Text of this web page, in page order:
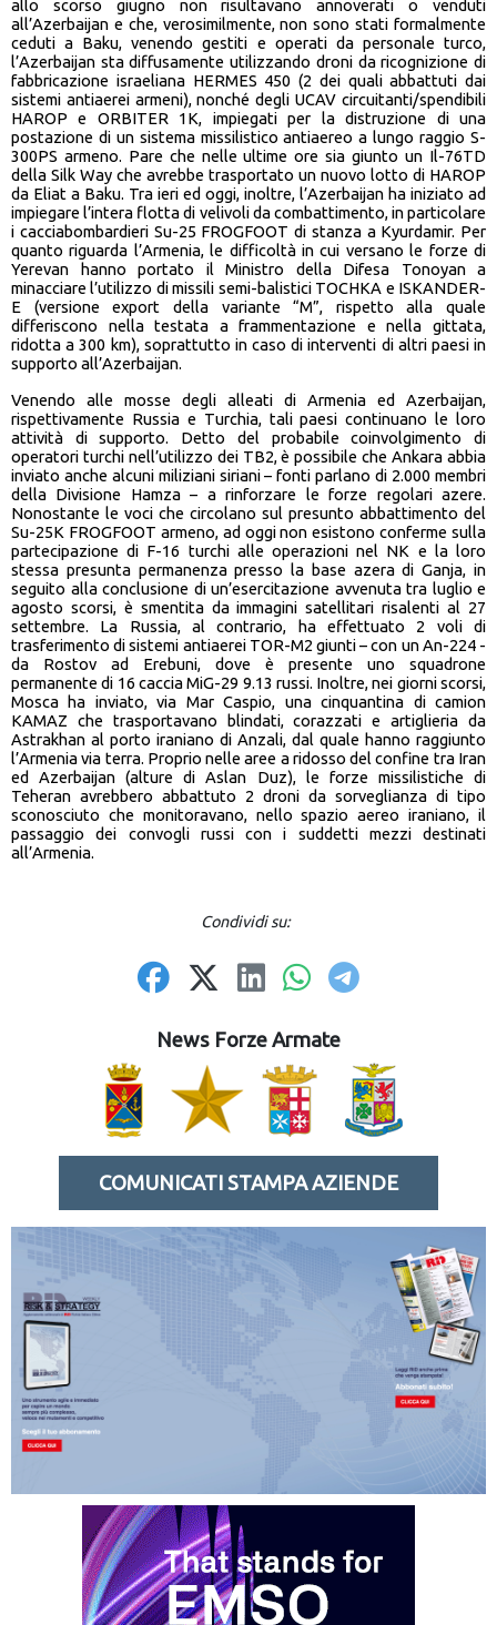
allo scorso giugno non risultavano annoverati o venduti
all’Azerbaijan e che, verosimilmente, non sono stati formalmente
ceduti a Baku, venendo gestiti e operati da personale turco,
l’Azerbaijan sta diffusamente utilizzando droni da ricognizione di
fabbricazione israeliana HERMES 450 (2 dei quali abbattuti dai
sistemi antiaerei armeni), nonché degli UCAV circuitanti/spendibili
HAROP e ORBITER 1K, impiegati per la distruzione di una
postazione di un sistema missilistico antiaereo a lungo raggio S-
300PS armeno. Pare che nelle ultime ore sia giunto un Il-76TD
della Silk Way che avrebbe trasportato un nuovo lotto di HAROP
da Eliat a Baku. Tra ieri ed oggi, inoltre, l’Azerbaijan ha iniziato ad
impiegare l’intera flotta di velivoli da combattimento, in particolare
i cacciabombardieri Su-25 FROGFOOT di stanza a Kyurdamir. Per
quanto riguarda l’Armenia, le difficoltà in cui versano le forze di
Yerevan hanno portato il Ministro della Difesa Tonoyan a
minacciare l’utilizzo di missili semi-balistici TOCHKA e ISKANDER-
E (versione export della variante “M”, rispetto alla quale
differiscono nella testata a frammentazione e nella gittata,
ridotta a 300 km), soprattutto in caso di interventi di altri paesi in
supporto all’Azerbaijan.
Venendo alle mosse degli alleati di Armenia ed Azerbaijan,
rispettivamente Russia e Turchia, tali paesi continuano le loro
attività di supporto. Detto del probabile coinvolgimento di
operatori turchi nell’utilizzo dei TB2, è possibile che Ankara abbia
inviato anche alcuni miliziani siriani – fonti parlano di 2.000 membri
della Divisione Hamza – a rinforzare le forze regolari azere.
Nonostante le voci che circolano sul presunto abbattimento del
Su-25K FROGFOOT armeno, ad oggi non esistono conferme sulla
partecipazione di F-16 turchi alle operazioni nel NK e la loro
stessa presunta permanenza presso la base azera di Ganja, in
seguito alla conclusione di un’esercitazione avvenuta tra luglio e
agosto scorsi, è smentita da immagini satellitari risalenti al 27
settembre. La Russia, al contrario, ha effettuato 2 voli di
trasferimento di sistemi antiaerei TOR-M2 giunti – con un An-224 -
da Rostov ad Erebuni, dove è presente uno squadrone
permanente di 16 caccia MiG-29 9.13 russi. Inoltre, nei giorni scorsi,
Mosca ha inviato, via Mar Caspio, una cinquantina di camion
KAMAZ che trasportavano blindati, corazzati e artiglieria da
Astrakhan al porto iraniano di Anzali, dal quale hanno raggiunto
l’Armenia via terra. Proprio nelle aree a ridosso del confine tra Iran
ed Azerbaijan (alture di Aslan Duz), le forze missilistiche di
Teheran avrebbero abbattuto 2 droni da sorveglianza di tipo
sconosciuto che monitoravano, nello spazio aereo iraniano, il
passaggio dei convogli russi con i suddetti mezzi destinati
all’Armenia.
Condividi su:
News Forze Armate
COMUNICATI STAMPA AZIENDE